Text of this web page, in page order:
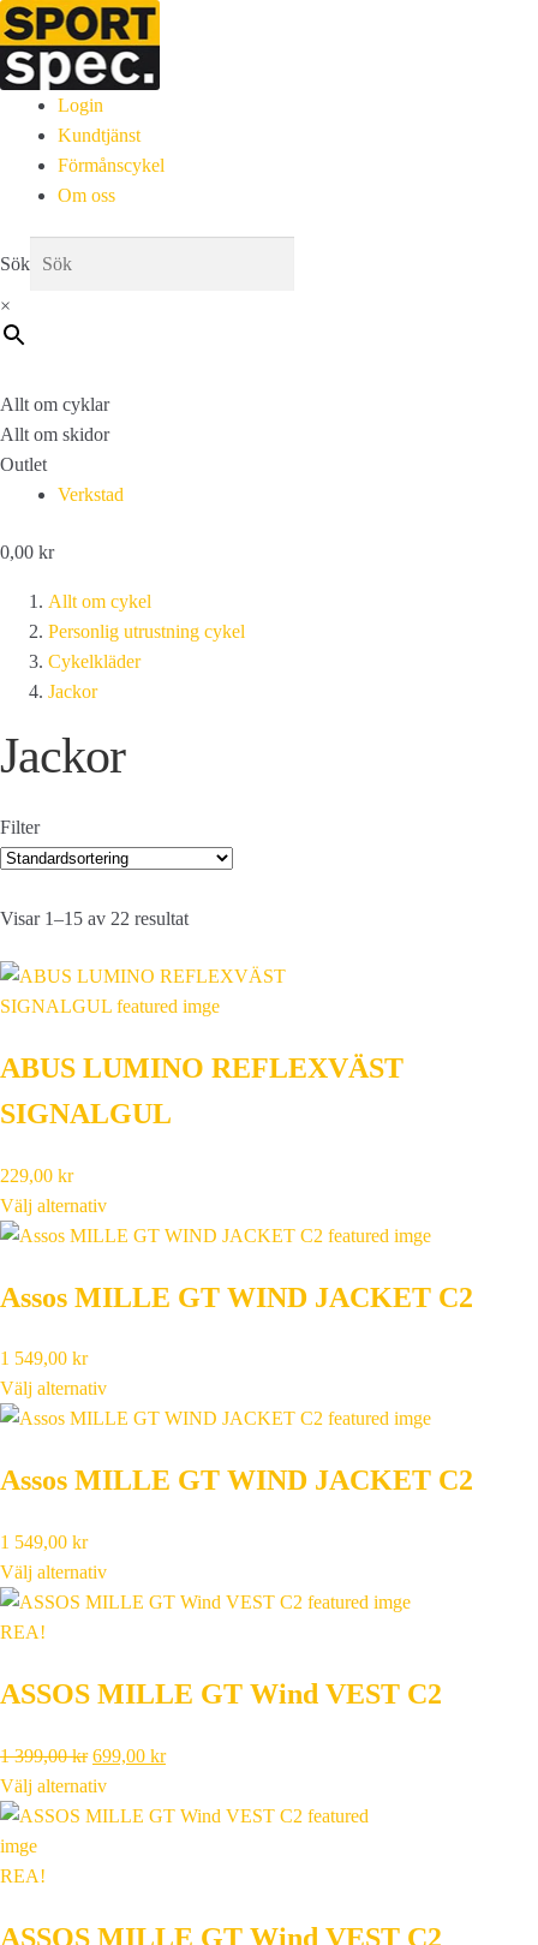
Login
Kundtjänst
Förmånscykel
Om oss
Sök
×
Allt om cyklar
Allt om skidor
Outlet
Verkstad
0,00 kr
Allt om cykel
Personlig utrustning cykel
Cykelkläder
Jackor
Jackor
Filter
Visar 1–15 av 22 resultat
ABUS LUMINO REFLEXVÄST
SIGNALGUL
229,00 kr
Välj alternativ
Assos MILLE GT WIND JACKET C2
1 549,00 kr
Välj alternativ
Assos MILLE GT WIND JACKET C2
1 549,00 kr
Välj alternativ
REA!
ASSOS MILLE GT Wind VEST C2
1 399,00kr Det
ursprungliga
priset
699,00 krDet
priset
Välj alternativ
REA!
ASSOS MILLE GT Wind VEST C2